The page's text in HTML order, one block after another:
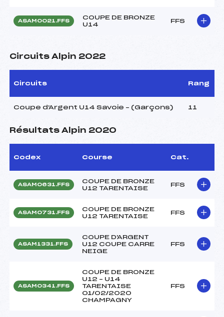
ASAM0021.FFS
COUPE DE BRONZE
U14
FFS
Circuits Alpin 2022
Circuits Rang
Coupe d'Argent U14 Savoie – (Garçons) 11
Résultats Alpin 2020
Codex Course Cat.
ASAM0631.FFS
COUPE DE BRONZE
U12 TARENTAISE
FFS
ASAM0731.FFS
COUPE DE BRONZE
U12 TARENTAISE
FFS
ASAM1331.FFS
COUPE D'ARGENT
U12 COUPE CARRE
NEIGE
FFS
ASAM0341.FFS
COUPE DE BRONZE
U12 – U14
TARENTAISE
01/02/2020
CHAMPAGNY
FFS